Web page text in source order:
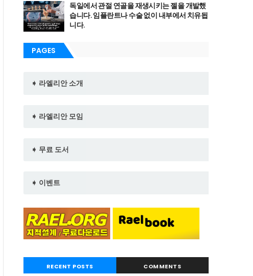
독일에서 관절 연골을 재생시키는 젤을 개발했
습니다. 임플란트나 수술 없이 내부에서 치유됩
니다.
PAGES
➧ 라엘리안 소개
➧ 라엘리안 모임
➧ 무료 도서
➧ 이벤트
RECENT POSTS COMMENTS